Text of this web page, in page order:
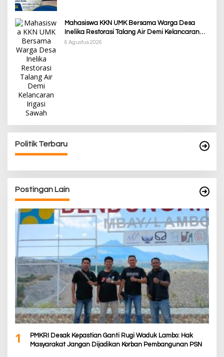
Mahasiswa KKN UMK Bersama Warga Desa
Inelika Restorasi Talang Air Demi Kelancaran
Irigasi Sawah
6 Agustus 2026
Politik Terbaru
Postingan Lain
1
PMKRI Desak Kepastian Ganti Rugi Waduk Lambo: Hak
Masyarakat Jangan Dijadikan Korban Pembangunan PSN